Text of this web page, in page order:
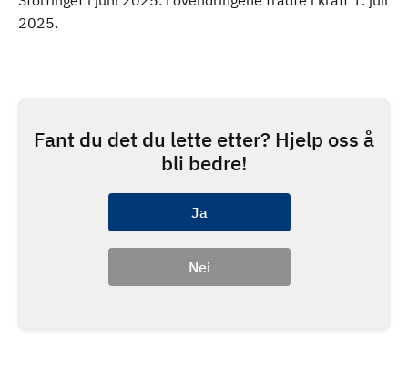
2025.
Fant du det du lette etter? Hjelp oss å
bli bedre!